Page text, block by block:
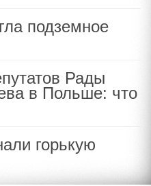
подземное
Рады
в Польше: что
горькую